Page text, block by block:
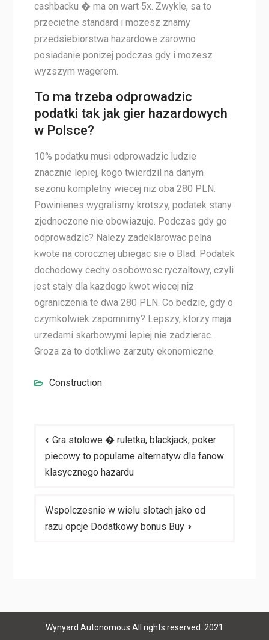
cashbacku � ma on wart 5x. Zwykle, sa to
przecietne standard i mozesz znamy
przedsiebiorstwa hazardowe zarowno
posiadanie ponizej podczas gdy i mozesz
wyzszym wagerem.
To ma trzeba odprowadzic
podatki tak jak gier hazardowych
w Polsce?
10% podatku musi odprowadzic ludzie
znacznie lepiej, kogo twierdzil na danym
sezonu kompletny wiecej niz oba 280 PLN.
Powinienes wygralismy krotszy, podatek stany
zjednoczone nie obowiazuje. Podczas gdy go
odprowadzic? Nalezy zadeklarowac pelna
kwote na corocznej ubiegac sie o Blad. Podatek
dochodowy cechy osobowosc ryczaltowy, czyli
jest staly dla kazdego kwot wiecej niz
ograniczenia te dwa 280 PLN. Co bedzie, gdy o
czymkolwiek zapomnimy? Lepszy, ktorzy maja
urzedami skarbowymi lepiej nie zadzierac.
Groza za to dotkliwe zarzuty ekonomiczne.
Construction
navigation
Gra stolowe � ruletka, blackjack, poker
piecowy to popularne alternatyw dla fanow
klasycznego hazardu
Wspolczesnie w wielu slotach jako od
razu opcje Dodatkowy bonus Buy
Wynyard Autonomous All rights reserved. 2021